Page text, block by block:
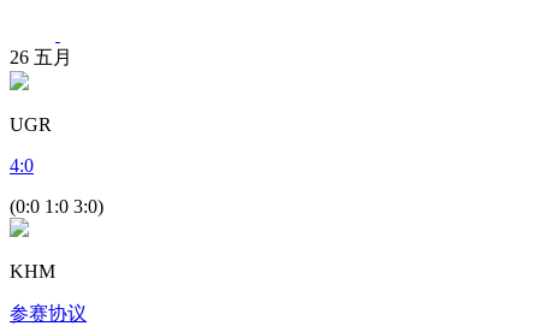
26 五月
UGR
4:0
(0:0 1:0 3:0)
KHM
参赛协议